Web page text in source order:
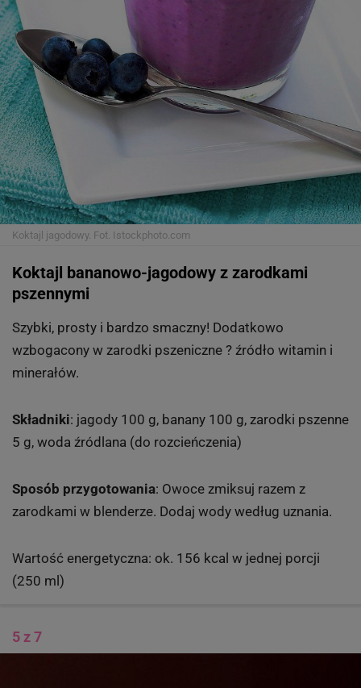
Koktajl jagodowy. Fot. Istockphoto.com
Koktajl bananowo-jagodowy z zarodkami
pszennymi
Szybki, prosty i bardzo smaczny! Dodatkowo
wzbogacony w zarodki pszeniczne ? źródło witamin i
minerałów.
Składniki: jagody 100 g, banany 100 g, zarodki pszenne
5 g, woda źródlana (do rozcieńczenia)
Sposób przygotowania: Owoce zmiksuj razem z
zarodkami w blenderze. Dodaj wody według uznania.
Wartość energetyczna: ok. 156 kcal w jednej porcji
(250 ml)
5 z 7